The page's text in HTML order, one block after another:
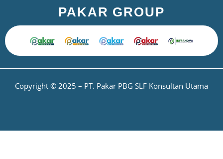
PAKAR GROUP
Copyright © 2025 – PT. Pakar PBG SLF Konsultan Utama